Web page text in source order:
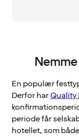
En populær
Derfor harQuality
periode får
hotellet, som